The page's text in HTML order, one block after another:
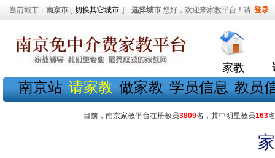
当前城市： 南京市 [ 切换其它城市 ] 选择城市 您好，欢迎来家教平台！请 登录
家教
南京站 请家教 做家教 学员信息 教员
目前，南京家教平台在册教员3809名，其中明星教员163